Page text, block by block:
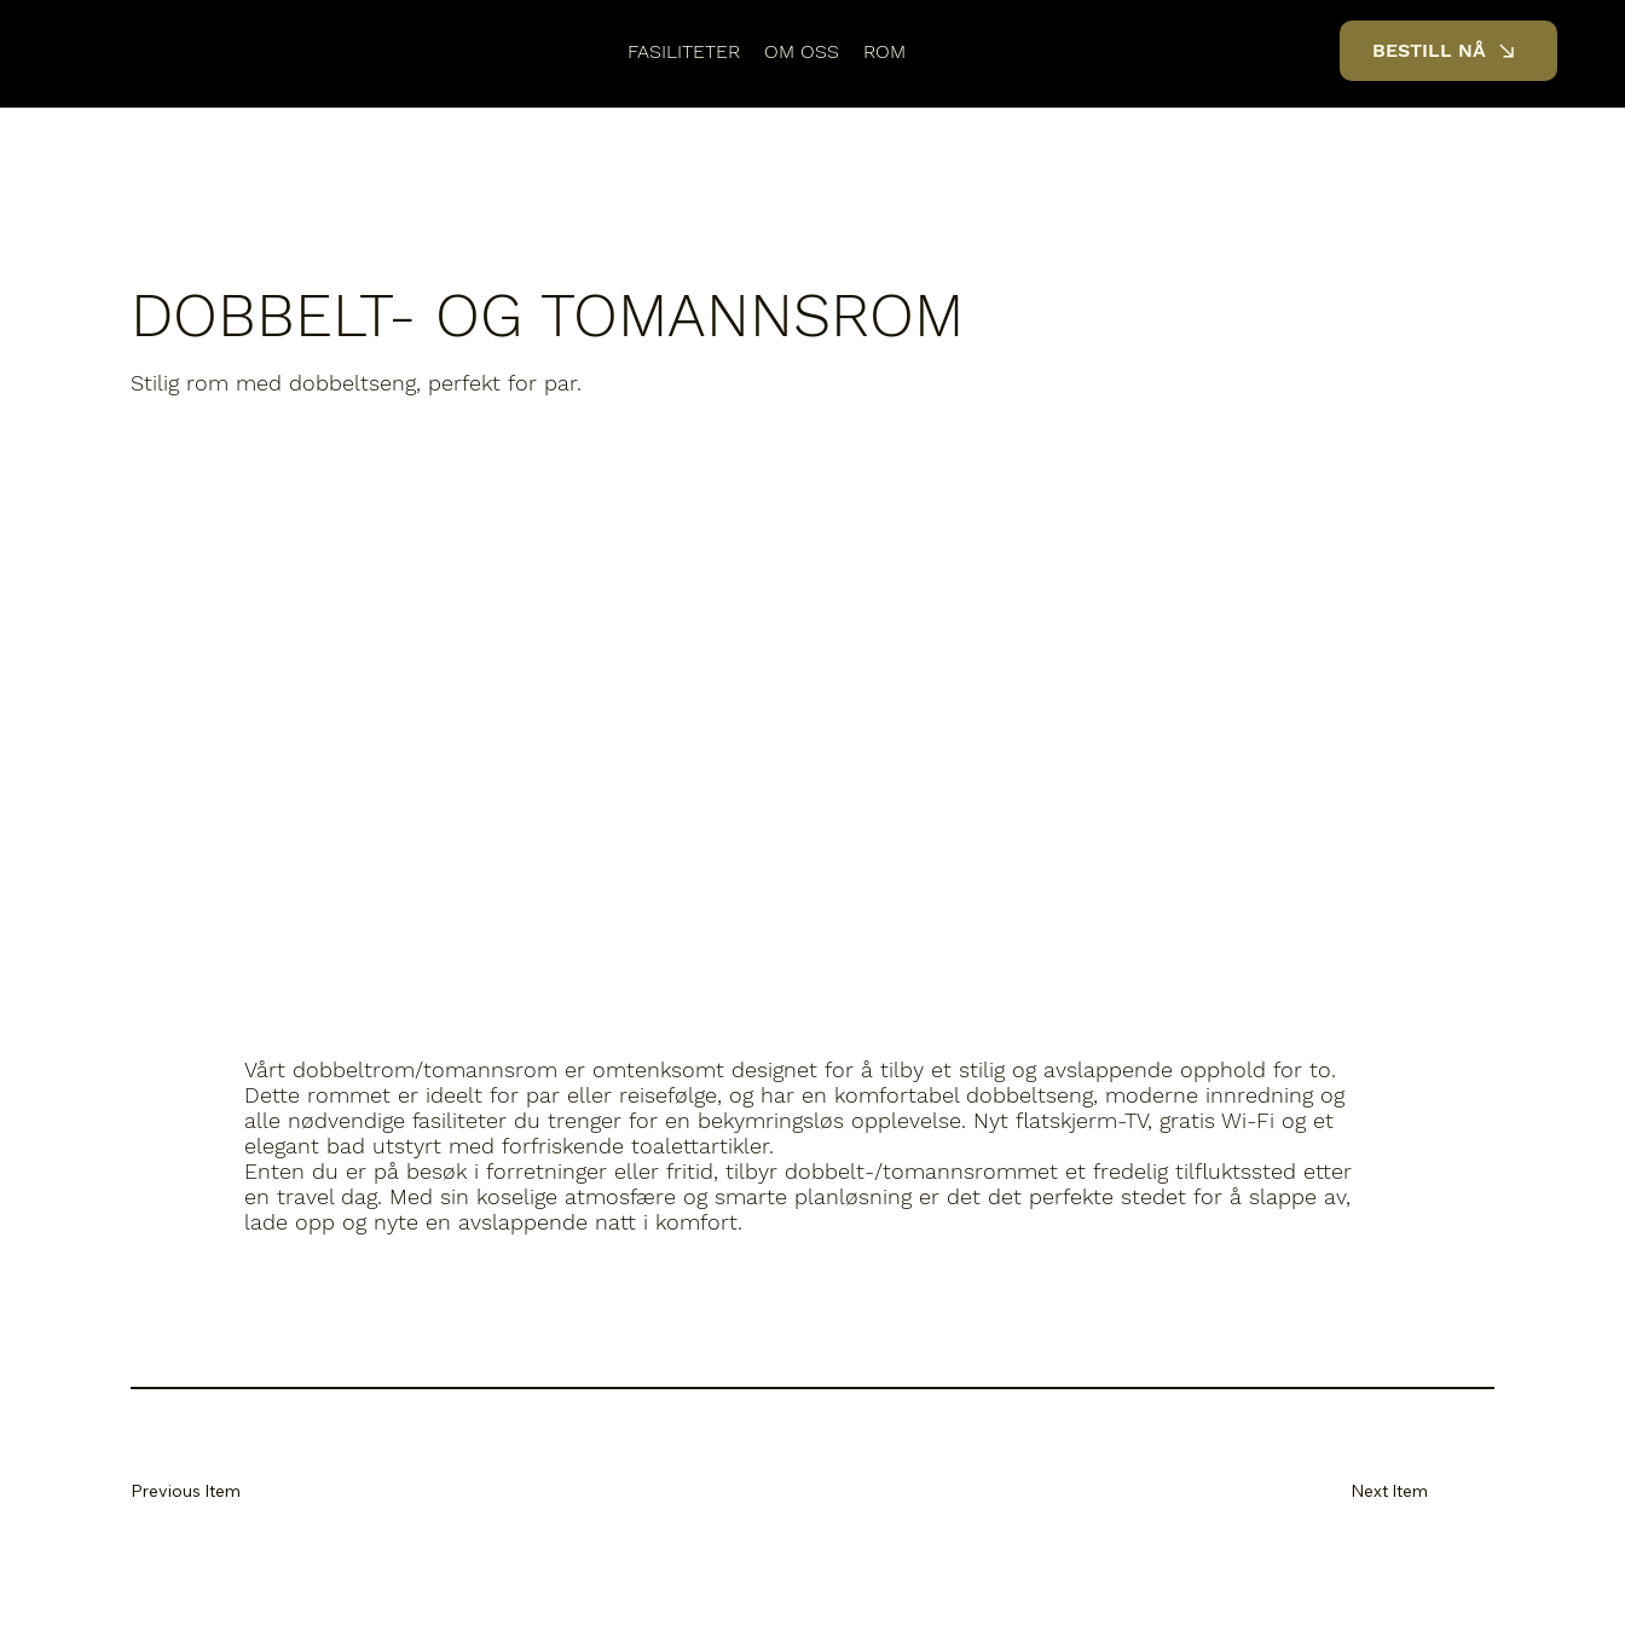
FASILITETER OM OSS ROM BESTILL NÅ
DOBBELT- OG TOMANNSROM
Stilig rom med dobbeltseng, perfekt for par.
Vårt dobbeltrom/tomannsrom er omtenksomt designet for å tilby et stilig og avslappende opphold for to.
Dette rommet er ideelt for par eller reisefølge, og har en komfortabel dobbeltseng, moderne innredning og
alle nødvendige fasiliteter du trenger for en bekymringsløs opplevelse. Nyt flatskjerm-TV, gratis Wi-Fi og et
elegant bad utstyrt med forfriskende toalettartikler.
Enten du er på besøk i forretninger eller fritid, tilbyr dobbelt-/tomannsrommet et fredelig tilfluktssted etter
en travel dag. Med sin koselige atmosfære og smarte planløsning er det det perfekte stedet for å slappe av,
lade opp og nyte en avslappende natt i komfort.
Next Item
Previous Item